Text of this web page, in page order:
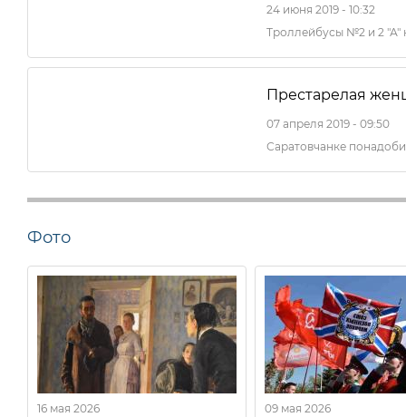
24 июня 2019 - 10:32
Троллейбусы №2 и 2 "А"
Престарелая
07 апреля 2019 - 09:50
Саратовчанке
Фото
16 мая 2026 09 мая 2026